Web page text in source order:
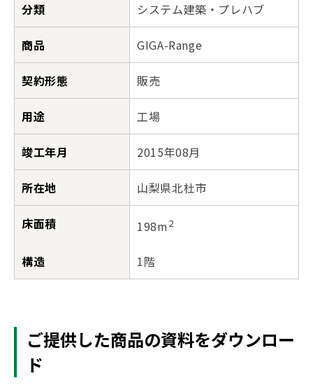
分類 システム建築・プレハブ
商品 GIGA-Range
契約形態 販売
用途 工場
竣工年月 2015年08月
所在地 山梨県北杜市
床面積 198m2
構造 1階
ご提供した商品の資料をダウンロー
ド